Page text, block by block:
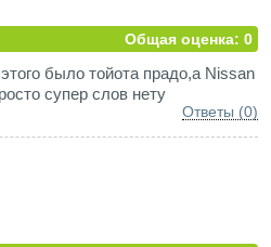
Общая оценка: 0
было тойота прадо,а Nissan
супер слов нету
Ответы (0)